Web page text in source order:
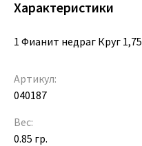
Характеристики
1 Фианит недраг Круг 1,75
Артикул:
040187
Вес:
0.85 гр.